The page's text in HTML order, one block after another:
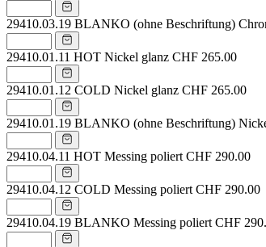
29410.03.19 BLANKO (ohne Beschriftung)
29410.01.11 HOT Nickel glanz CHF 265.00
29410.01.12 COLD Nickel glanz CHF 265.00
29410.01.19 BLANKO (ohne Beschriftung)
29410.04.11 HOT Messing poliert CHF 290.00
29410.04.12 COLD Messing poliert CHF 290.00
29410.04.19 BLANKO Messing poliert CHF